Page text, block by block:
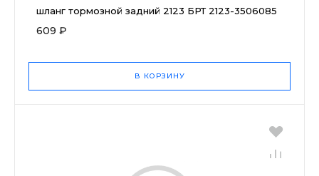
шланг тормозной задний 2123 БРТ 2123-3506085
609 ₽
В КОРЗИНУ